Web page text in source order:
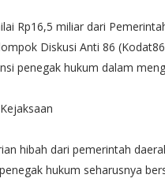
Rp16,5 miliar dari
Diskusi Anti 86
penegak hukum dalam
hibah dari pemerintah
hukum seharusnya